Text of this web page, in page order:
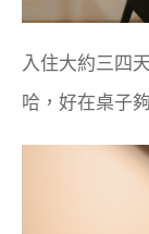
入住大約三四
哈，好在桌子